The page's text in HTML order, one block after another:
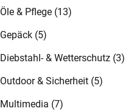
Öle & Pflege (13)
Gepäck (5)
Diebstahl- & Wetterschutz (3)
Outdoor & Sicherheit (5)
Multimedia (7)